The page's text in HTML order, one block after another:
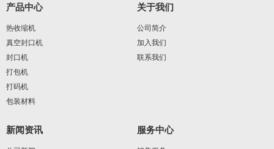
产品中心
热收缩机
真空封口机
封口机
打包机
打码机
包装材料
关于我们
公司简介
加入我们
联系我们
新闻资讯 服务中心